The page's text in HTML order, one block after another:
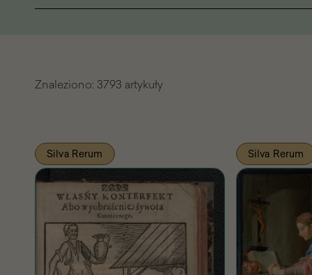
Znaleziono: 3793 artykuły
Lista
znalezionych
artykułów
Pasażu
Wiedzy
Silva Rerum Silva Rerum